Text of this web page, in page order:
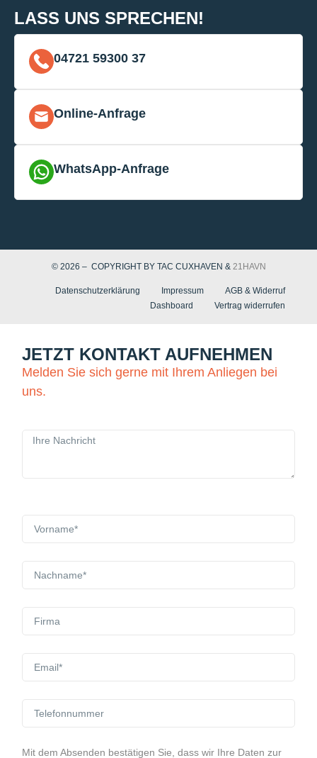
LASS UNS SPRECHEN!
04721 59300 37
Online-Anfrage
WhatsApp-Anfrage
© 2026 – COPYRIGHT BY TAC CUXHAVEN & 21HAVN
Datenschutzerklärung Impressum
AGB & Widerruf
Dashboard
Vertrag widerrufen
JETZT KONTAKT AUFNEHMEN
Melden Sie sich gerne mit Ihrem Anliegen bei
uns.
Mit dem Absenden bestätigen Sie, dass wir Ihre Daten zur